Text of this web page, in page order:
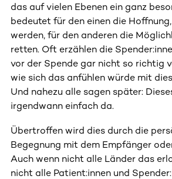
das auf vielen Ebenen ein ganz
bedeutet für den einen die
werden, für den anderen die
retten. Oft erzählen die
vor der Spende gar nicht so richtig
wie sich das anfühlen würde mit
Und nahezu alle sagen später:
irgendwann einfach da.
Übertroffen wird dies durch die
Begegnung mit dem Empfänger
Auch wenn nicht alle Länder das
nicht alle Patient:innen und